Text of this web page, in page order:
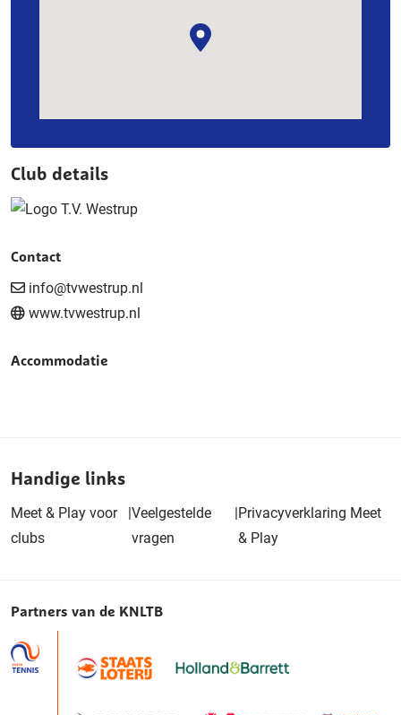
Club details
Contact
info@tvwestrup.nl
www.tvwestrup.nl
Accommodatie
Handige links
Meet & Play voor
clubs
|Veelgestelde
vragen
|Privacyverklaring Meet
& Play
Partners van de KNLTB